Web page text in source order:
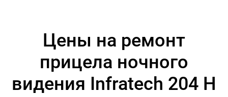
Цены на ремонт
прицела ночного
видения Infratech 204 Н